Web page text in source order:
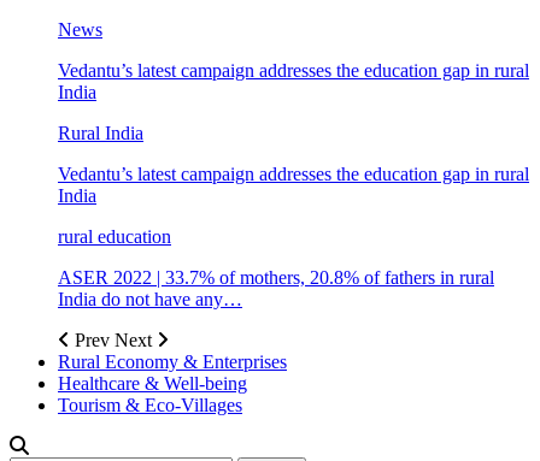
News
Vedantu’s latest campaign addresses the education gap in rural
India
Rural India
Vedantu’s latest campaign addresses the education gap in rural
India
rural education
ASER 2022 | 33.7% of mothers, 20.8% of fathers in rural
India do not have any…
Prev Next
Rural Economy & Enterprises
Healthcare & Well-being
Tourism & Eco-Villages